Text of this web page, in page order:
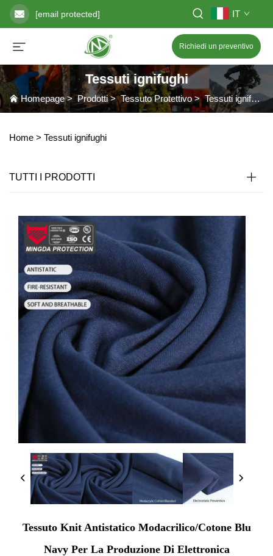
[email protected] IT
Richiedi un preventivo
Tessuti ignifughi
Homepage>Prodotti>Tessuto Protettivo>Tessuti ignifughi
Home > Tessuti ignifughi
TUTTI I PRODOTTI
Tessuto Knit Antistatico Modacrilico/Cotone Blu
Navy Per La Produzione Di Elettronica